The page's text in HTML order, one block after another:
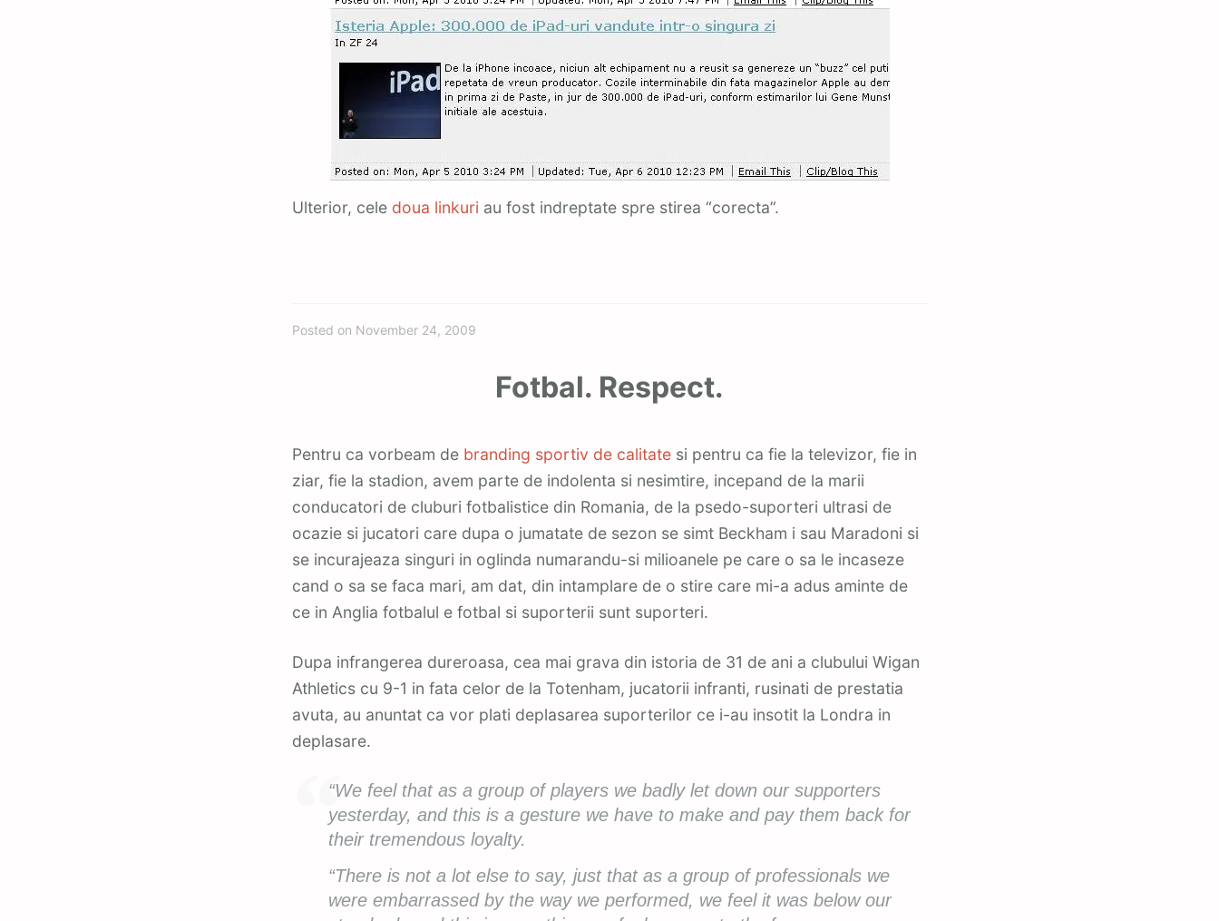
Ulterior, cele doua linkuri au fost indreptate spre stirea “corecta”.
Posted on November 24, 2009
Fotbal. Respect.
Pentru ca vorbeam de branding sportiv de calitate si pentru ca fie la televizor, fie in
ziar, fie la stadion, avem parte de indolenta si nesimtire, incepand de la marii
conducatori de cluburi fotbalistice din Romania, de la psedo-suporteri ultrasi de
ocazie si jucatori care dupa o jumatate de sezon se simt Beckham i sau Maradoni si
se incurajeaza singuri in oglinda numarandu-si milioanele pe care o sa le incaseze
cand o sa se faca mari, am dat, din intamplare de o stire care mi-a adus aminte de
ce in Anglia fotbalul e fotbal si suporterii sunt suporteri.
Dupa infrangerea dureroasa, cea mai grava din istoria de 31 de ani a clubului Wigan
Athletics cu 9-1 in fata celor de la Totenham, jucatorii infranti, rusinati de prestatia
avuta, au anuntat ca vor plati deplasarea suporterilor ce i-au insotit la Londra in
deplasare.
“We feel that as a group of players we badly let down our supporters
yesterday, and this is a gesture we have to make and pay them back for
their tremendous loyalty.
“There is not a lot else to say, just that as a group of professionals we
were embarrassed by the way we performed, we feel it was below our